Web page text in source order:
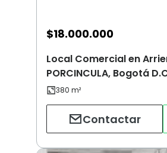
$18.000.000
Local Comercial en
PORCINCULA, Bogotá
Contactar